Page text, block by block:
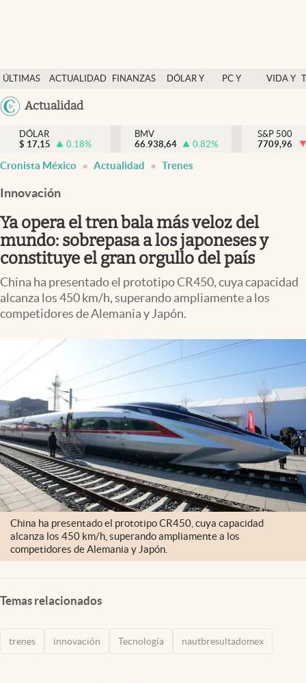
ÚLTIMAS
NOTICIAS
ACTUALIDAD
FINANZAS
DÓLAR Y
PC Y
VIDA Y
México
Actualidad
Actualidad
Finanzas y economía
Dólar y mercados
Pc y celular
Vida y estilo
Tv
Clima
Espiritualidad
Mediakit
abre en nueva pestaña
México
DÓLAR
$ 17,15 0.18%
BMV
66.938,64
0.82%
S&P 500
7709,96
Cronista México Actualidad Trenes
Innovación
Ya opera el tren bala más veloz del
mundo: sobrepasa a los japoneses y
constituye el gran orgullo del país
China ha presentado el prototipo CR450, cuya capacidad
alcanza los 450 km/h, superando ampliamente a los
competidores de Alemania y Japón.
China ha presentado el prototipo CR450, cuya capacidad
alcanza los 450 km/h, superando ampliamente a los
competidores de Alemania y Japón.
Temas relacionados
trenes innovación Tecnología nautbresultadomex